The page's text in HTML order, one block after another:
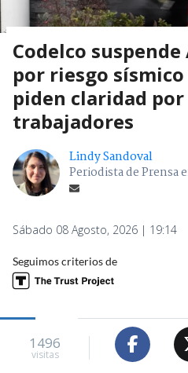
Codelco
por riesgo
piden claridad
trabajadores
Lindy Sandoval
Periodista de Prensa
Sábado 08 Agosto, 2026 | 19:14
Seguimos criterios de
1496
visitas